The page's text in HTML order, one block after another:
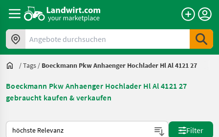
Angebote durchsuchen
/Tags / Boeckmann Pkw Anhaenger Hochlader Hl Al 4121 27
Boeckmann Pkw Anhaenger Hochlader Hl Al 4121 27
gebraucht kaufen & verkaufen
So wird auf Landwirt.com sortiert
Filter